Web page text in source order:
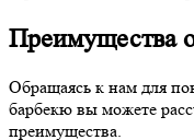
Преимущества
Обращаясь к нам для
барбекю вы можете
преимущества.